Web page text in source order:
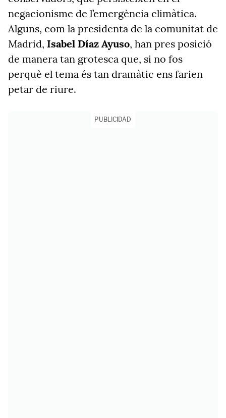
negacionisme de l’emergència climàtica.
Alguns, com la presidenta de la comunitat de
Madrid, Isabel Díaz Ayuso, han pres posició
de manera tan grotesca que, si no fos
perquè el tema és tan dramàtic ens farien
petar de riure.
PUBLICIDAD